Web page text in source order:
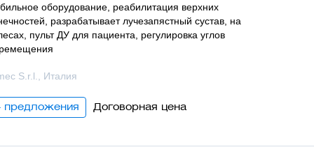
оборудование, реабилитация верхних
разрабатывает лучезапястный сустав, на
пульт ДУ для пациента, регулировка углов
S.r.l., Италия
предложения Договорная цена